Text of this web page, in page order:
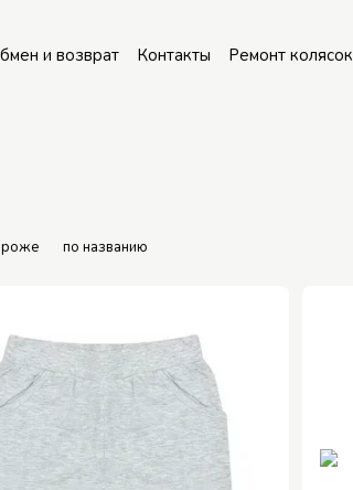
и возврат Контакты Ремонт колясок
по названию